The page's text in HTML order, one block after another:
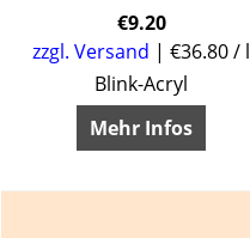
€9.20
zzgl. Versand
€36.80/ l
Blink-Acryl
Mehr Infos